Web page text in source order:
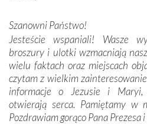
budowniczych.
Podążyliśmy też śladami
dos Santos oraz świętych
Modliliśmy się przy ich
Krzyżową w ich rodzinnych
domy, w których żyli.
Szanowni Państwo!
Jesteście wspaniali! Wasze
broszury i ulotki wzmacniają
wielu faktach oraz miejscach
czytam z wielkim
informacje o Jezusie i Maryi,
otwierają serca. Pamiętamy w
Pozdrawiam gorąco Pana Prezesa